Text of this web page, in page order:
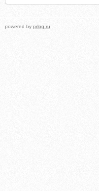
powered by prlog.ru